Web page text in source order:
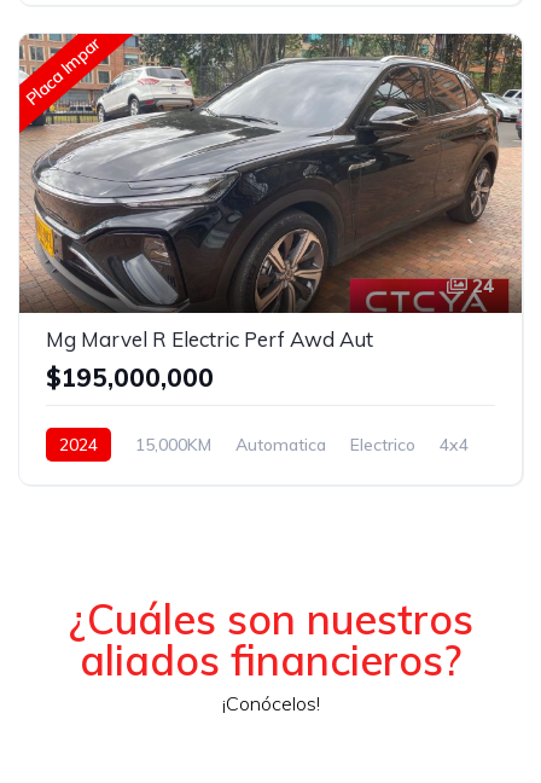
Placa Impar
24
Mg Marvel R Electric Perf Awd Aut
$195,000,000
2024 15,000KM Automatica Electrico 4x4
¿Cuáles son nuestros
aliados financieros?
¡Conócelos!